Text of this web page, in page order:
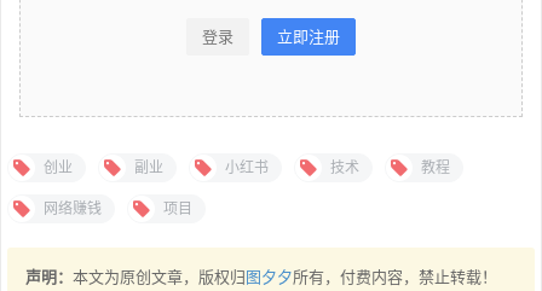
登录 立即注册
创业 副业 小红书 技术 教程
网络赚钱 项目
声明： 本文为原创文章，版权归 图夕夕所有，付费内容，禁止转载！